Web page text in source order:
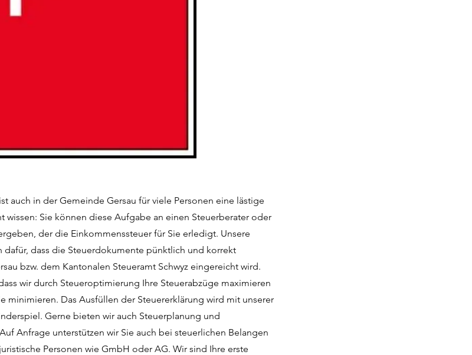
auch in der Gemeinde Gersau für viele Personen eine lästige
wissen: Sie können diese Aufgabe an einen Steuerberater oder
der die Einkommenssteuer für Sie erledigt. Unsere
dafür, dass die Steuerdokumente pünktlich und korrekt
bzw. dem Kantonalen Steueramt Schwyz eingereicht wird.
wir durch Steueroptimierung Ihre Steuerabzüge maximieren
minimieren. Das Ausfüllen der Steuererklärung wird mit unserer
Gerne bieten wir auch Steuerplanung und
Anfrage unterstützen wir Sie auch bei steuerlichen Belangen
Personen wie GmbH oder AG. Wir sind Ihre erste